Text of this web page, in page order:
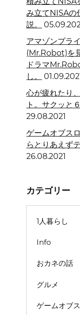
み立てNISAの
説。
アマゾンプラ
(Mr.Robot)を
ドラマ
し。
心が疲れたり
ト。サクッと
29.08.2021
ゲームオブス
らとりあえず
26.08.2021
カテゴリー
1人暮らし
Info
おカネの話
グルメ
ゲームオブ